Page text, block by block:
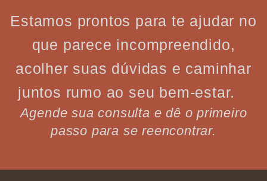
Estamos prontos para te ajudar no
que parece incompreendido,
acolher suas dúvidas e caminhar
juntos rumo ao seu bem-estar.
Agende sua consulta e dê o primeiro
passo para se reencontrar.